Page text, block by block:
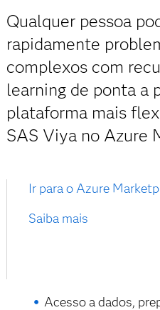
Qualquer pessoa
rapidamente
complexos com
learning de ponta a
plataforma mais
SAS Viya no Azure
Ir para o Azure
Saiba mais
Acesso a dados,